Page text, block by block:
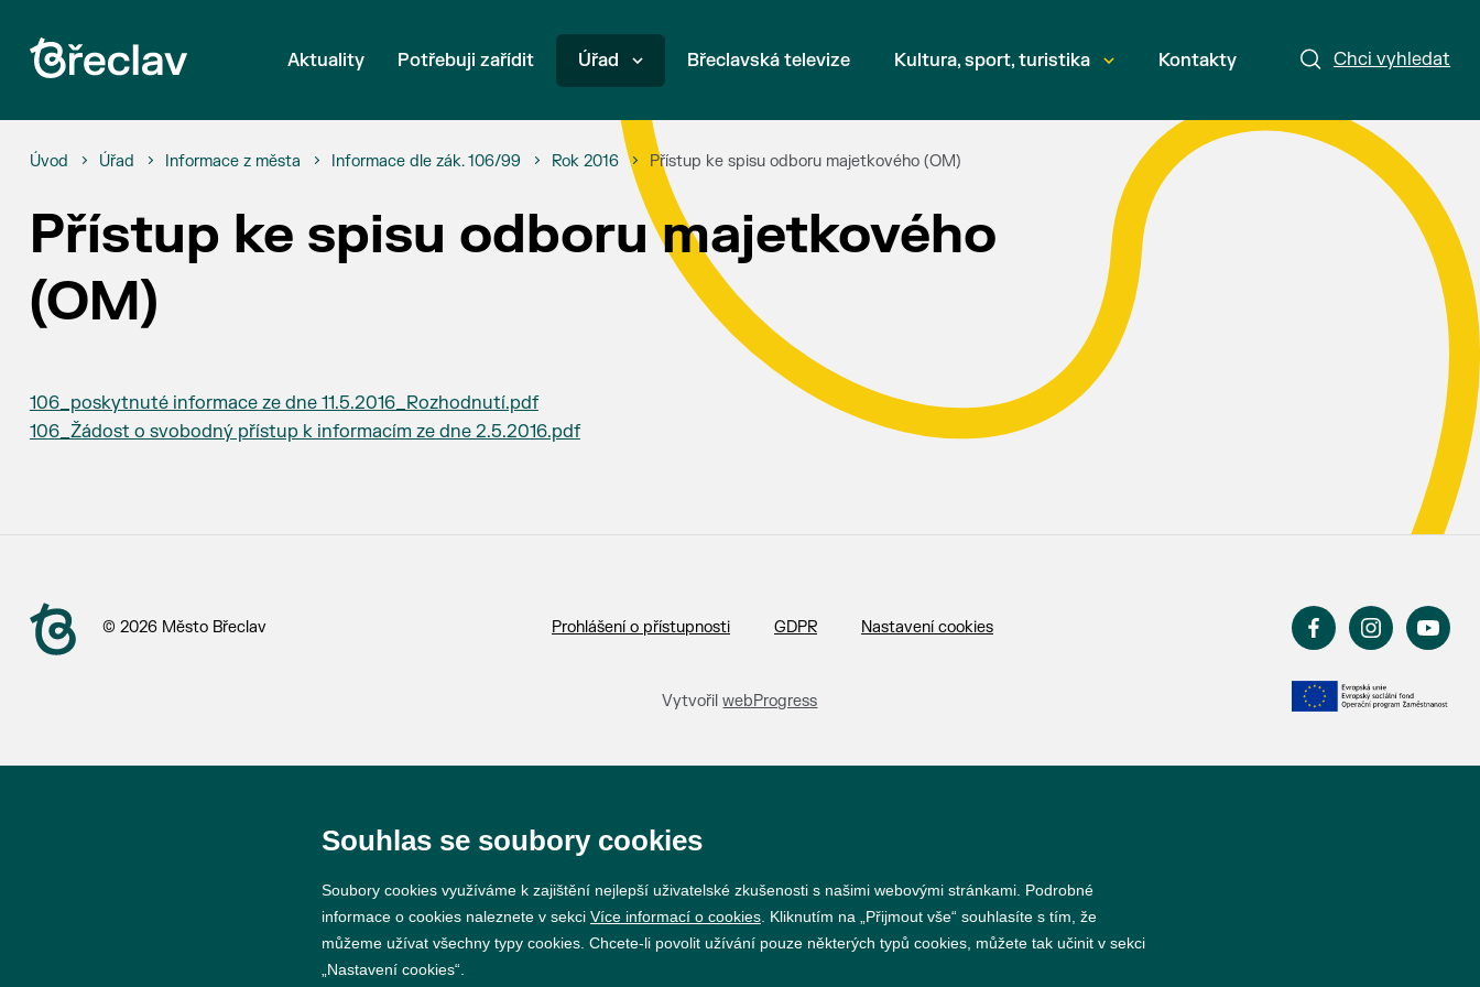
Chci vyhledat
Aktuality Potřebuji zařídit Úřad Břeclavská televize Kultura, sport, turistika Kontakty
Úvod Úřad Informace z města Informace dle zák. 106/99 Rok 2016 Přístup ke spisu odboru majetkového (OM)
Přístup ke spisu odboru majetkového
(OM)
106_poskytnuté informace ze dne 11.5.2016_Rozhodnutí.pdf
106_Žádost o svobodný přístup k informacím ze dne 2.5.2016.pdf
© 2026 Město Břeclav Prohlášení o přístupnosti GDPR Nastavení cookies
VytvořilwebProgress
Souhlas se soubory cookies
Soubory cookies využíváme k zajištění nejlepší uživatelské zkušenosti s našimi webovými stránkami. Podrobné
informace o cookies naleznete v sekci Více informací o cookies . Kliknutím na „Přijmout vše“ souhlasíte s tím, že
můžeme užívat všechny typy cookies. Chcete-li povolit užívání pouze některých typů cookies, můžete tak učinit v sekci
„Nastavení cookies“.